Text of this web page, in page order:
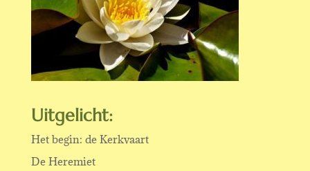
Uitgelicht:
Het begin: de Kerkvaart
De Heremiet